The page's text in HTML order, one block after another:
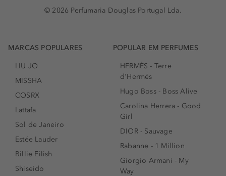
© 2026 Perfumaria Douglas Portugal Lda.
MARCAS POPULARES
LIU JO
MISSHA
COSRX
Lattafa
Sol de Janeiro
Estée Lauder
Billie Eilish
Shiseido
POPULAR EM PERFUMES
HERMÈS - Terre
d'Hermés
Hugo Boss - Boss Alive
Carolina Herrera - Good
Girl
DIOR - Sauvage
Rabanne - 1 Million
Giorgio Armani - My
Way